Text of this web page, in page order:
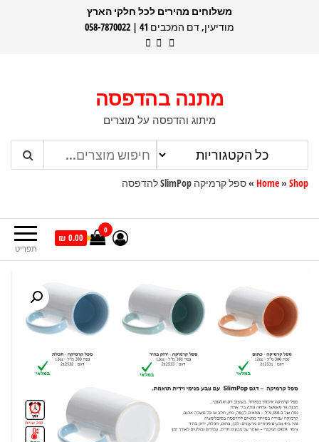
משלוחים מהירים לכל חלקי הארץ
מודיעין, דם המכבים 41 | 058-7870022
מתנה בהדפסה
מיתוג והדפסה על מוצרים
Home» Shop
»ספל קרמיקה SlimPop להדפסה
תפריט
0
0.00 ₪